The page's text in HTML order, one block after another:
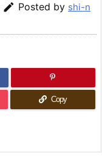
 Posted by shi-n
Copy